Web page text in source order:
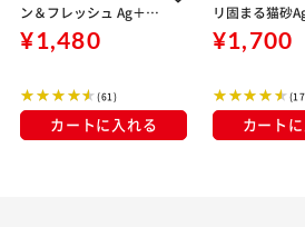
ン＆フレッシュ Ag＋ K
FAG-80 8L
¥1,480
(61)
カートに入れる
リ固まる猫砂
N-7 鉱物 猫砂
¥1,700
カート